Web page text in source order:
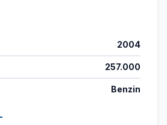
2004
257.000
Benzin